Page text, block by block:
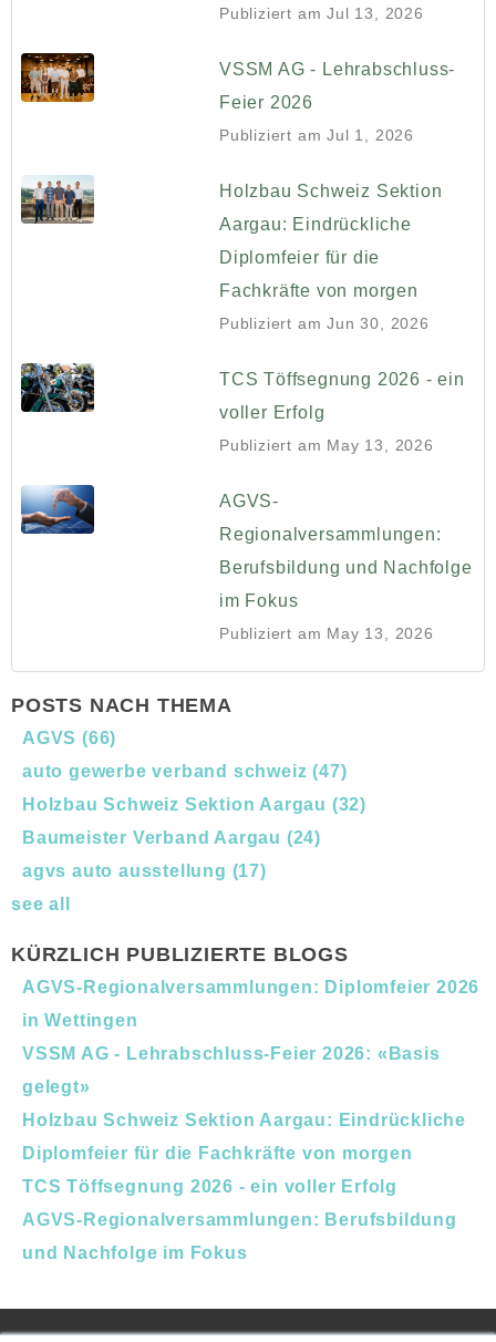
Publiziert am Jul 13, 2026
VSSM AG - Lehrabschluss-
Feier 2026
Publiziert am Jul 1, 2026
Holzbau Schweiz Sektion
Aargau: Eindrückliche
Diplomfeier für die
Fachkräfte von morgen
Publiziert am Jun 30, 2026
TCS Töffsegnung 2026 - ein
voller Erfolg
Publiziert am May 13, 2026
AGVS-
Regionalversammlungen:
Berufsbildung und Nachfolge
im Fokus
Publiziert am May 13, 2026
POSTS NACH THEMA
AGVS (66)
auto gewerbe verband schweiz(47)
Holzbau Schweiz Sektion Aargau (32)
Baumeister Verband Aargau (24)
agvs auto ausstellung (17)
see all
KÜRZLICH PUBLIZIERTE BLOGS
AGVS-Regionalversammlungen: Diplomfeier 2026
in Wettingen
VSSM AG - Lehrabschluss-Feier 2026: «Basis
gelegt»
Holzbau Schweiz Sektion Aargau: Eindrückliche
Diplomfeier für die Fachkräfte von morgen
TCS Töffsegnung 2026 - ein voller Erfolg
AGVS-Regionalversammlungen: Berufsbildung
und Nachfolge im Fokus